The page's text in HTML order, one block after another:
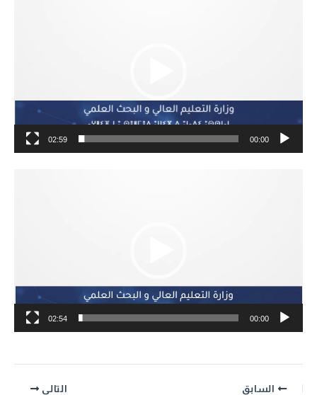
00:00
02:59
00:00
02:54
السابق التالي